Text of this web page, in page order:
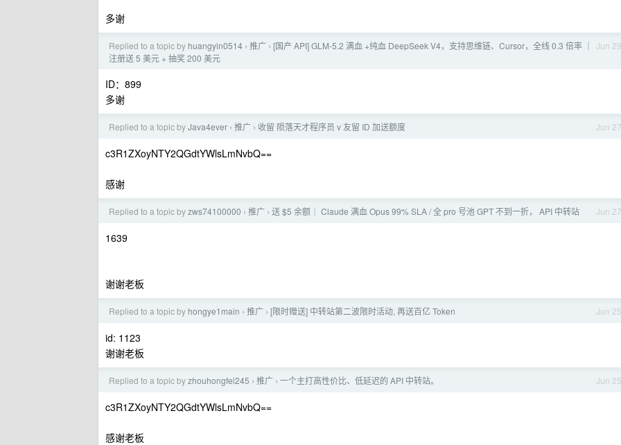
多谢
Jun 29
Replied to a topic by huangyin0514 › 推广 › [国产 API] GLM-5.2 满血 +纯血 DeepSeek V4，支持思维链、Cursor，全线 0.3 倍率 ｜
注册送 5 美元 + 抽奖 200 美元
ID：899
多谢
Jun 27
Replied to a topic byJava4ever › 推广 › 收留 陨落天才程序员 v 友留 ID 加送额度
c3R1ZXoyNTY2QGdtYWlsLmNvbQ==
感谢
Jun 27
Replied to a topic byzws74100000 › 推广 › 送 $5 余额｜ Claude 满血 Opus 99% SLA / 全 pro 号池 GPT 不到一折， API 中转站
1639
谢谢老板
Jun 25
Replied to a topic by hongye1main › 推广 › [限时赠送] 中转站第二波限时活动, 再送百亿 Token
id: 1123
谢谢老板
Jun 25
Replied to a topic byzhouhongfei245 › 推广 › 一个主打高性价比、低延迟的 API 中转站。
c3R1ZXoyNTY2QGdtYWlsLmNvbQ==
感谢老板